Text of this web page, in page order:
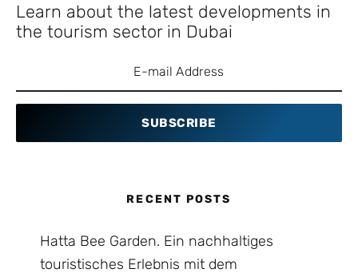
Learn about the latest developments in
the tourism sector in Dubai
SUBSCRIBE
RECENT POSTS
Hatta Bee Garden. Ein nachhaltiges
touristisches Erlebnis mit dem